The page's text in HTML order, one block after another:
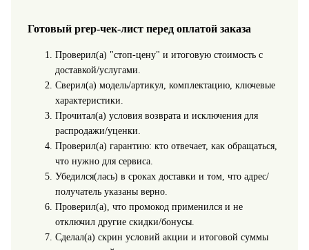
Готовый prep‑чек‑лист перед оплатой заказа
Проверил(а) "стоп-цену" и итоговую стоимость с
доставкой/услугами.
Сверил(а) модель/артикул, комплектацию, ключевые
характеристики.
Прочитал(а) условия возврата и исключения для
распродажи/уценки.
Проверил(а) гарантию: кто отвечает, как обращаться,
что нужно для сервиса.
Убедился(лась) в сроках доставки и том, что адрес/
получатель указаны верно.
Проверил(а), что промокод применился и не
отключил другие скидки/бонусы.
Сделал(а) скрин условий акции и итоговой суммы